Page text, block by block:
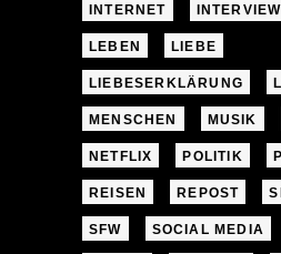
INTERNET INTERVIEW
LEBEN LIEBE
LIEBESERKLÄRUNG
MENSCHEN MUSIK
NETFLIX POLITIK
REISEN REPOST
SFW SOCIAL MEDIA